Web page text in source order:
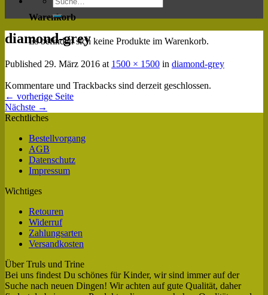
Warenkorb
Es befinden sich keine Produkte im Warenkorb.
diamond-grey
Published 29. März 2016 at 1500 × 1500 in diamond-grey
Kommentare und Trackbacks sind derzeit geschlossen.
← vorherige Seite
Nächste →
Rechtliches
Bestellvorgang
AGB
Datenschutz
Impressum
Wichtiges
Retouren
Widerruf
Zahlungsarten
Versandkosten
Über Truls und Trine
Bei uns findest Du schönes für Kinder, wir sind immer auf der
Suche nach neuen Dingen! Wir achten auf gute Qualität, daher